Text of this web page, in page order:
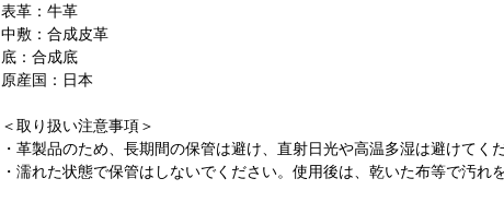
表革：牛革
中敷：合成皮革
底：合成底
原産国：日本
＜取り扱い注意事項＞
・革製品のため、長期間の保管は避け、直射日光や高温多湿は避けてくだ
・濡れた状態で保管はしないでください。使用後は、乾いた布等で汚れ